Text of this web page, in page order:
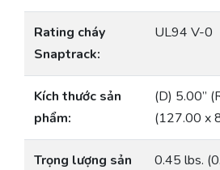
Rating cháy
Snaptrack:
UL94 V-0
Kích thước sản
phẩm:
(D) 5.00”
(127.00 x
Trọng lượng sản
0.45 lbs.